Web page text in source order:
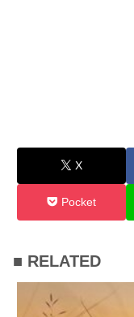
X
Pocket
■ RELATED